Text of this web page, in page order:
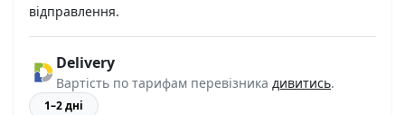
відправлення.
Delivery
Вартість по тарифам перевізника дивитись.
1–2 дні